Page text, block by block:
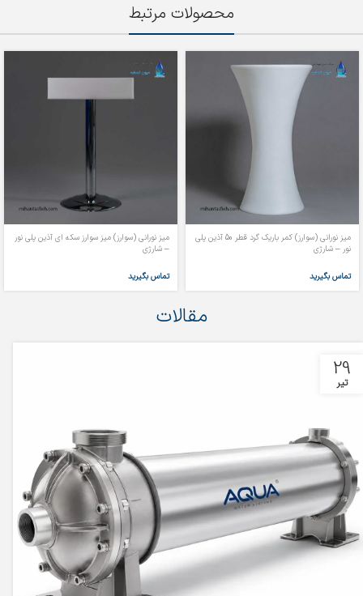
محصولات مرتبط
میز نورانی (سوارز) کمر باریک گرد قطر 50 آذین پلی
نور – شارژی
تماس بگیرید
میز نورانی (سوارز) میز سوارز سکه ای آذین پلی نور
– شارژی
تماس بگیرید
مقالات
29
تیر